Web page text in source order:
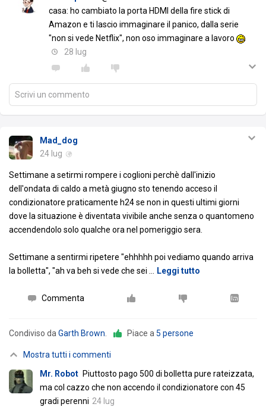
casa: ho cambiato la porta HDMI della fire stick di
Amazon e ti lascio immaginare il panico, dalla serie
"non si vede Netflix", non oso immaginare a lavoro
28 lug
Scrivi un commento
Mad_dog
24 lug
Settimane a setirmi rompere i coglioni perchè dall'inizio
dell'ondata di caldo a metà giugno sto tenendo acceso il
condizionatore praticamente h24 se non in questi ultimi giorni
dove la situazione è diventata vivibile anche senza o quantomeno
accendendolo solo qualche ora nel pomeriggio sera.
Settimane a sentirmi ripetere "ehhhhh poi vediamo quando arriva
la bolletta", "ah va beh si vede che sei
Leggi tutto
Commenta
Condiviso da Garth Brown Piace a 5 persone
Mostra tutti i commenti
Mr. Robot Piuttosto pago 500 di bolletta pure rateizzata,
ma col cazzo che non accendo il condizionatore con 45
gradi perenni 24 lug